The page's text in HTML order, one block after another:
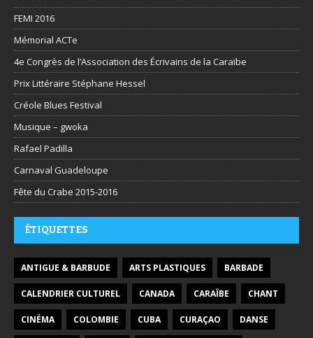
FEMI 2016
Mémorial ACTe
4e Congrès de l’Association des Écrivains de la Caraïbe
Prix Littéraire Stéphane Hessel
Créole Blues Festival
Musique – gwoka
Rafael Padilla
Carnaval Guadeloupe
Fête du Crabe 2015-2016
ÉTIQUETTES
ANTIGUE & BARBUDE ARTS PLASTIQUES BARBADE
CALENDRIER CULTUREL CANADA CARAÏBE CHANT
CINÉMA COLOMBIE CUBA CURAÇAO DANSE